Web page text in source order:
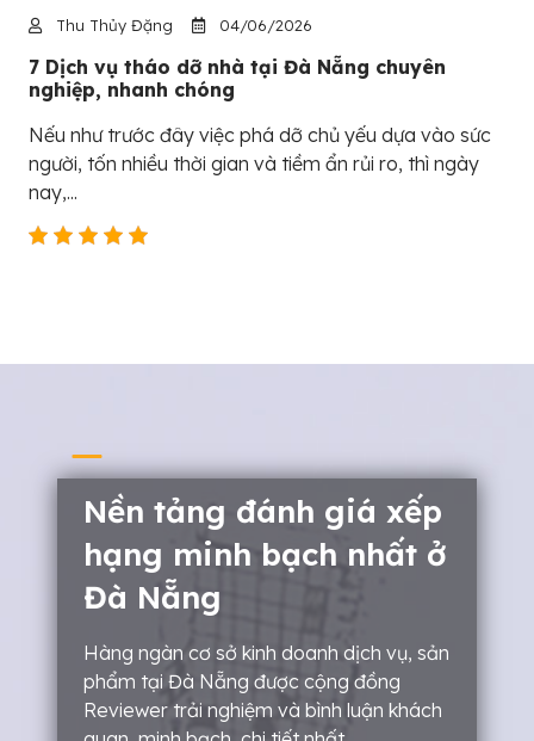
Thu Thủy Đặng 04/06/2026
7 Dịch vụ tháo dỡ nhà tại Đà Nẵng chuyên
nghiệp, nhanh chóng
Nếu như trước đây việc phá dỡ chủ yếu dựa vào sức
người, tốn nhiều thời gian và tiềm ẩn rủi ro, thì ngày
nay,...
Nền tảng đánh giá xếp
hạng minh bạch nhất ở
Đà Nẵng
Hàng ngàn cơ sở kinh doanh dịch vụ, sản
phẩm tại Đà Nẵng được cộng đồng
Reviewer trải nghiệm và bình luận khách